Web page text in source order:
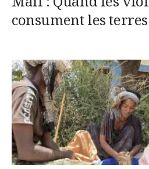
consument les